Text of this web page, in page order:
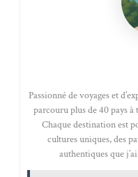
Passionné de voyages et
parcouru plus de 40 pays à
Chaque destination est
cultures uniques, des
authentiques que